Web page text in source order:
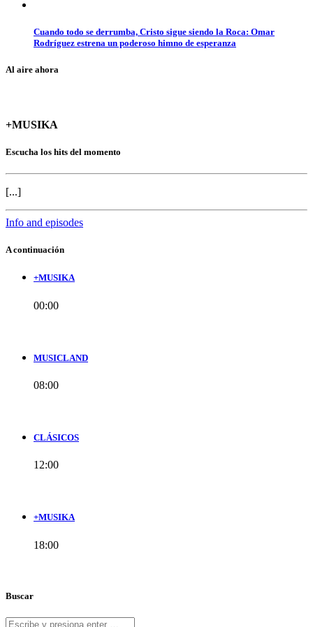
Cuando todo se derrumba, Cristo sigue siendo la Roca: Omar
Rodríguez estrena un poderoso himno de esperanza
Al aire ahora
+MUSIKA
Escucha los hits del momento
[...]
Info and episodes
A continuación
+MUSIKA
00:00
MUSICLAND
08:00
CLÁSICOS
12:00
+MUSIKA
18:00
Buscar